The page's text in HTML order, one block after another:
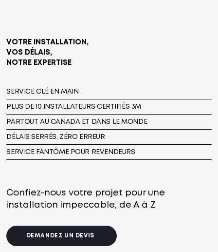
VOTRE INSTALLATION,
VOS DÉLAIS,
NOTRE EXPERTISE
SERVICE CLÉ EN MAIN
PLUS DE 10 INSTALLATEURS CERTIFIÉS 3M
PARTOUT AU CANADA ET DANS LE MONDE
DÉLAIS SERRÉS, ZÉRO ERREUR
SERVICE FANTÔME POUR REVENDEURS
Confiez-nous votre projet pour une
installation impeccable, de A à Z
DEMANDEZ UN DEVIS